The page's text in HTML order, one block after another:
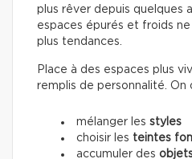
plus rêver depuis quelques
espaces épurés et froids
plus tendances.
Place à des espaces plus
remplis de personnalité. On
mélanger les styles
choisir les teintes
accumuler des